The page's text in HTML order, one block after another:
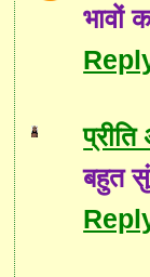
भावों
बहुत